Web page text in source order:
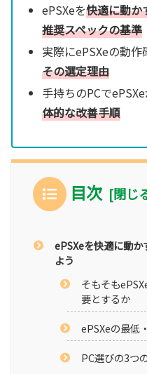
ePSXeを快適に動か
推奨スペックの基準
実際にePSXeの動作
その選定理由
手持ちのPCで
体的な改善手順
目次
ePSXeを快適に動
よう
そもそも
要とするか
ePSXeの最低
PC選びの3つ